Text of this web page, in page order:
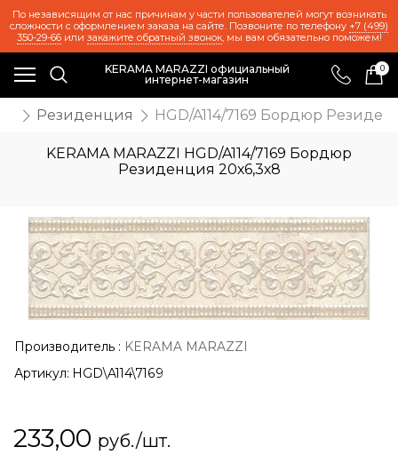
По независящим от нас причинам у части пользователей могут возникать
сложности с оформлением заказа на сайте. Позвоните по телефону +7 (499)
350-29-66или закажите обратный звонок, мы вам обязательно поможем!
KERAMA MARAZZI официальный
интернет-магазин
0
Резиденция HGD/A114/7169 Бордюр
KERAMA MARAZZI HGD/A114/7169 Бордюр
Резиденция 20х6,3х8
Производитель : KERAMA MARAZZI
Артикул: HGD\A114\7169
233,00 руб./шт.